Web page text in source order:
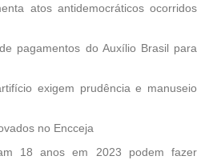
atos antidemocráticos ocorridos
pagamentos do Auxílio Brasil para
exigem prudência e manuseio
no Encceja
18 anos em 2023 podem fazer